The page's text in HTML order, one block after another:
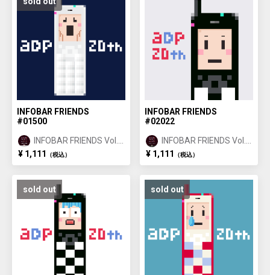
r".
INFOBAR FRIENDS
#01500
INFOBAR FRIENDS Vol.1
ANNIN ①
¥ 1,111 （税込）
INFOBAR FRIENDS
#02022
INFOBAR FRIENDS Vol.1
ICHIMATSU ②
¥ 1,111 （税込）
sold out sold out